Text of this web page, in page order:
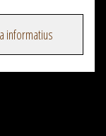
informatius